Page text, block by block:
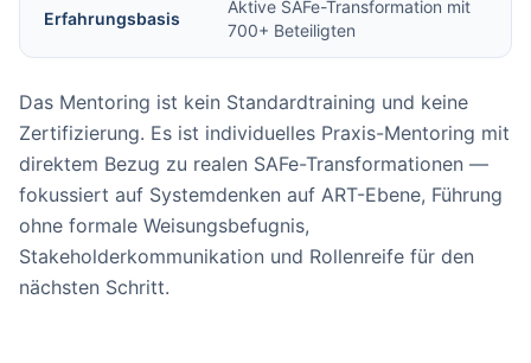
Erfahrungsbasis
Aktive SAFe-Transformation mit
700+ Beteiligten
Das Mentoring ist kein Standardtraining und keine
Zertifizierung. Es ist individuelles Praxis-Mentoring mit
direktem Bezug zu realen SAFe-Transformationen —
fokussiert auf Systemdenken auf ART-Ebene, Führung
ohne formale Weisungsbefugnis,
Stakeholderkommunikation und Rollenreife für den
nächsten Schritt.